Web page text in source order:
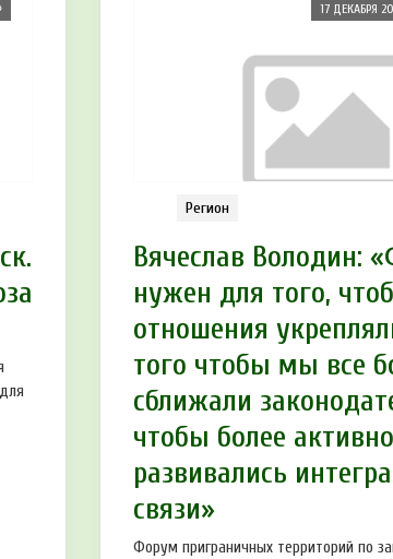
17 ДЕКАБРЯ
Регион
Вячеслав Володин:
нужен для того,
отношения
того чтобы мы все
сближали
чтобы более активно
развивались
связи»
Форум приграничных территорий по